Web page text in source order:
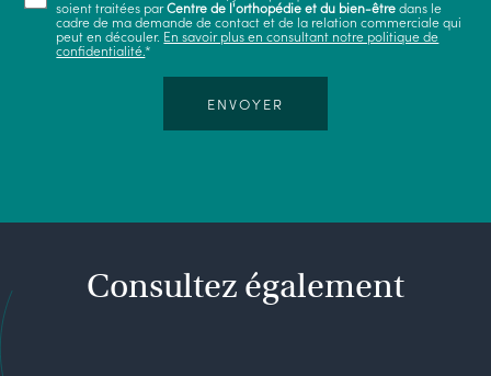
soient traitées parCentre de l'orthopédie et du bien-êtredans le
cadre de ma demande de contact et de la relation commerciale qui
peut en découler. En savoir plus en consultant notre politique de
confidentialité.*
Consultez également